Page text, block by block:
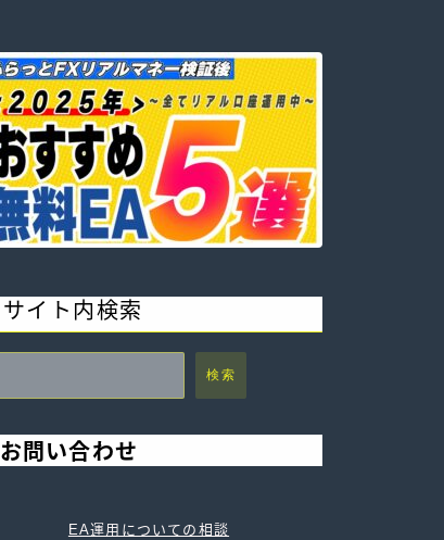
サイト内検索
検索
お問い合わせ
EA運用についての相談